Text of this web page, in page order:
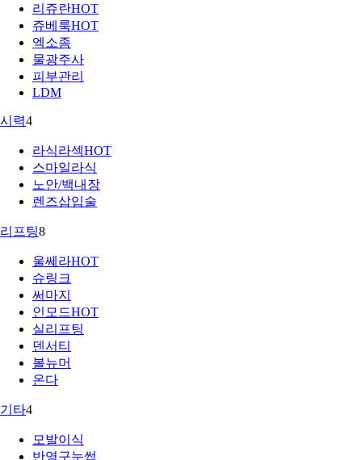
리쥬란HOT
쥬베룩HOT
엑소좀
물광주사
피부관리
LDM
시력4
라식라섹HOT
스마일라식
노안/백내장
렌즈삽입술
리프팅8
울쎄라HOT
슈링크
써마지
인모드HOT
실리프팅
덴서티
볼뉴머
온다
기타4
모발이식
반영구눈썹